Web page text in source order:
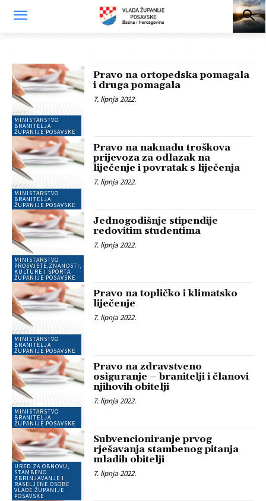
MINISTARSTVO
BRANITELJA
ŽUPANIJE POSAVSKE
Pravo na ortopedska pomagala
i druga pomagala
7. lipnja 2022.
MINISTARSTVO
BRANITELJA
ŽUPANIJE POSAVSKE
Pravo na naknadu troškova
prijevoza za odlazak na
liječenje i povratak s liječenja
7. lipnja 2022.
MINISTARSTVO
PROSVJETE,ZNANOSTI,
KULTURE I SPORTA
ŽUPANIJE POSAVSKE
Jednogodišnje stipendije
redovitim studentima
7. lipnja 2022.
MINISTARSTVO
BRANITELJA
ŽUPANIJE POSAVSKE
Pravo na topličko i klimatsko
liječenje
7. lipnja 2022.
MINISTARSTVO
BRANITELJA
ŽUPANIJE POSAVSKE
Pravo na zdravstveno
osiguranje – branitelji i članovi
njihovih obitelji
7. lipnja 2022.
URED ZA OBNOVU,
STAMBENO
ZBRINJAVANJE I
RASELJENE OSOBE
VLADE ŽUPANIJE
POSAVSKE
Subvencioniranje prvog
rješavanja stambenog pitanja
mladih obitelji
7. lipnja 2022.